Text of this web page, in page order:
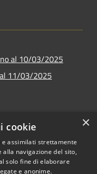
al 10/03/2025
11/03/2025
×
cookie
e assimilati strettamente
navigazione del sito,
solo fine di elaborare
e anonime.